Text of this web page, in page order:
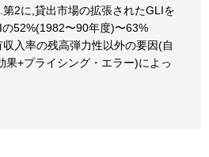
2に,貸出市場の拡張されたGLIを
52%(1982〜90年度)〜63%
入率の残高弾力性以外の要因(自
果+プライシング・エラー)によっ